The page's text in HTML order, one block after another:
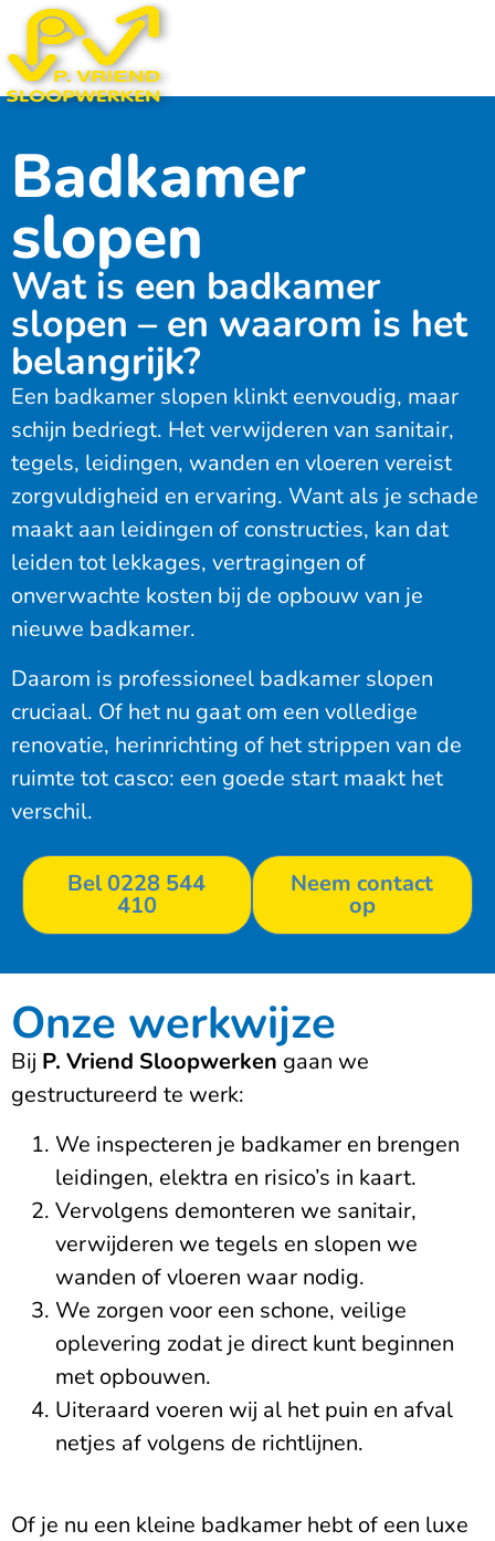
Badkamer
slopen
Wat is een badkamer
slopen – en waarom is het
belangrijk?
Een badkamer slopen klinkt eenvoudig, maar
schijn bedriegt. Het verwijderen van sanitair,
tegels, leidingen, wanden en vloeren vereist
zorgvuldigheid en ervaring. Want als je schade
maakt aan leidingen of constructies, kan dat
leiden tot lekkages, vertragingen of
onverwachte kosten bij de opbouw van je
nieuwe badkamer.
Daarom is professioneel badkamer slopen
cruciaal. Of het nu gaat om een volledige
renovatie, herinrichting of het strippen van de
ruimte tot casco: een goede start maakt het
verschil.
Bel 0228 544
410
Neem contact
op
Onze werkwijze
Bij P. Vriend Sloopwerken gaan we
gestructureerd te werk:
We inspecteren je badkamer en brengen
leidingen, elektra en risico’s in kaart.
Vervolgens demonteren we sanitair,
verwijderen we tegels en slopen we
wanden of vloeren waar nodig.
We zorgen voor een schone, veilige
oplevering zodat je direct kunt beginnen
met opbouwen.
Uiteraard voeren wij al het puin en afval
netjes af volgens de richtlijnen.
Of je nu een kleine badkamer hebt of een luxe